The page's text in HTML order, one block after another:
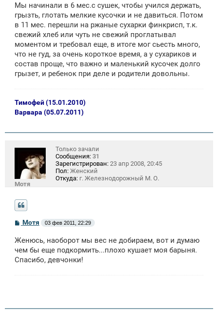
б
щ
е
н
и
Мы начинали в 6 мес.с сушек, чтобы учился держать,
грызть, глотать мелкие кусочки и не давиться. Потом
в 11 мес. перешли на ржаные сухарки финкрисп, т.к.
свежий хлеб или чуть не свежий проглатывал
моментом и требовал еще, в итоге мог сьесть много,
что не гуд, за очень короткое время, а у сухариков и
состав проще, что важно и маленький кусочек долго
грызет, и ребенок при деле и родители довольны.
Тимофей (15.01.2010)
Варвара (05.07.2011)
Мотя
Только зачали
Сообщения: 31
Зарегистрирован: 23 апр 2008, 20:45
Пол: Женский
Откуда: г. Железнодорожный М. О.
С
о
б
щ
н
Мотя 03 фев 2011, 22:29
Женюсь, наоборот мы вес не добираем, вот и думаю
чем бы еще подкормить...плохо кушает моя барыня.
Спасибо, девчонки!